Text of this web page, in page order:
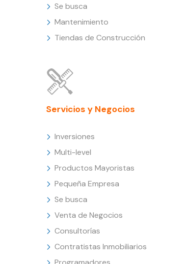
Se busca
Mantenimiento
Tiendas de Construcción
Servicios y Negocios
Inversiones
Multi-level
Productos Mayoristas
Pequeña Empresa
Se busca
Venta de Negocios
Consultorías
Contratistas Inmobiliarios